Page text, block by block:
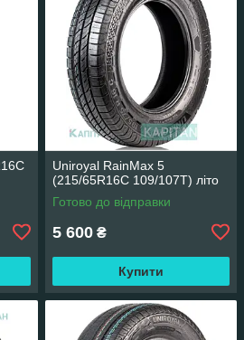
Uniroyal RainMax 5
(215/65R16C 109/107T) літо
Готово до відправки
5 600 ₴
Купити